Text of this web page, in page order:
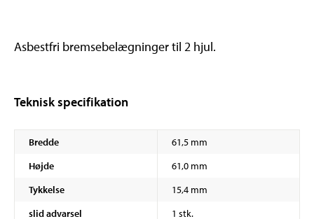
Asbestfri bremsebelægninger til 2 hjul.
Teknisk specifikation
Bredde
61,5 mm
Højde
61,0 mm
Tykkelse
15,4 mm
slid advarsel
1 stk.